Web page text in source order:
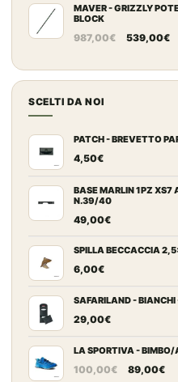
originale
89,00€.
MAVER - GRIZZLY
BLOCK
987,00€
Il
originale
539,00€Il
SCELTI DA NOI
PATCH - BREVETTO
4,50€
BASE MARLIN 1PZ XS7
N.39/40
49,00€
SPILLA BECCACCIA
6,00€
SAFARILAND -
29,00€
LA SPORTIVA -
100,00€
Il
89,00€Il